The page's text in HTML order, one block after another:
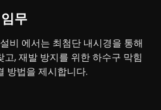
무
비 에서는 최첨단 내시경을 통해
, 재발 방지를 위한 하수구 막힘
방법을 제시합니다.